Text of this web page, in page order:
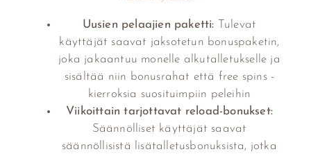
Uusien pelaajien paketti: Tulevat
käyttäjät saavat jaksotetun bonuspaketin,
joka jakaantuu monelle alkutalletukselle ja
sisältää niin bonusrahat että free spins -
kierroksia suosituimpiin peleihin
Viikoittain tarjottavat reload-bonukset:
Säännölliset käyttäjät saavat
säännöllisistä lisätalletusbonuksista, jotka